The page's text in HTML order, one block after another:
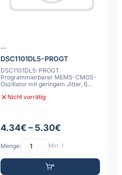
--
DSC1101DL5-PROGT
DSC1101DL5-PROGT
Programmierbarer MEMS-CMOS-
Oszillator mit geringem Jitter, 6
Nicht vorrätig
4.34€ – 5.30€
Menge: Min: 1